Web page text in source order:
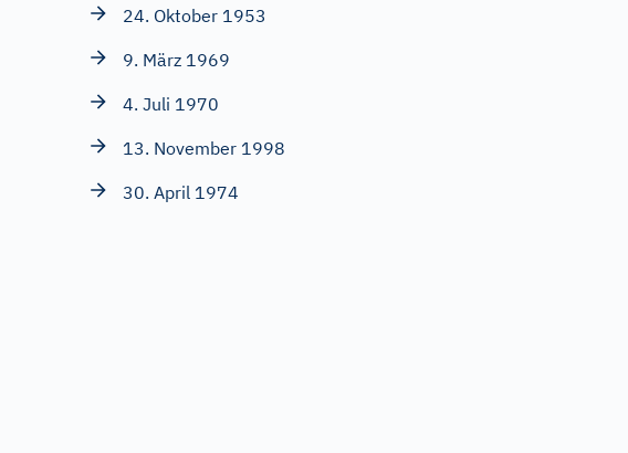
24. Oktober 1953
9. März 1969
4. Juli 1970
13. November 1998
30. April 1974